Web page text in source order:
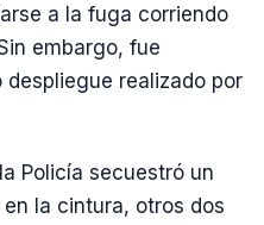
a la fuga corriendo
embargo, fue
realizado por
Policía secuestró un
la cintura, otros dos